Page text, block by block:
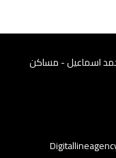
اسماعيل - مساكن